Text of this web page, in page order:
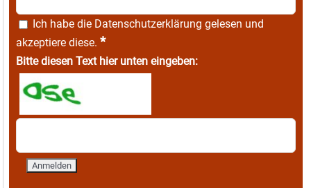
Ich habe die Datenschutzerklärung gelesen und
akzeptiere diese. *
Bitte diesen Text hier unten eingeben: